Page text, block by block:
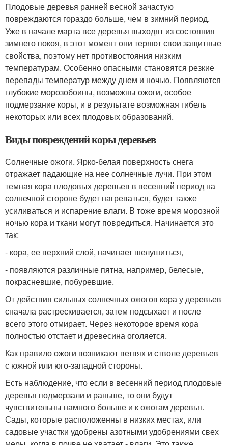
Плодовые деревья ранней весной зачастую
повреждаются гораздо больше, чем в зимний период.
Уже в начале марта все деревья выходят из состояния
зимнего покоя, в этот момент они теряют свои защитные
свойства, поэтому нет противостояния низким
температурам. Особенно опасными становятся резкие
перепады температур между днем и ночью. Появляются
глубокие морозобоины, возможны ожоги, особое
подмерзание коры, и в результате возможная гибель
некоторых или всех плодовых образований.
Виды повреждений коры деревьев
Солнечные ожоги. Ярко-белая поверхность снега
отражает падающие на нее солнечные лучи. При этом
темная кора плодовых деревьев в весенний период на
солнечной стороне будет нагреваться, будет также
усиливаться и испарение влаги. В тоже время морозной
ночью кора и ткани могут повредиться. Начинается это
так:
- кора, ее верхний слой, начинает шелушиться,
- появляются различные пятна, например, белесые,
покрасневшие, побуревшие.
От действия сильных солнечных ожогов кора у деревьев
сначала растрескивается, затем подсыхает и после
всего этого отмирает. Через некоторое время кора
полностью отстает и древесина оголяется.
Как правило ожоги возникают ветвях и стволе деревьев
с южной или юго-западной стороны.
Есть наблюдение, что если в весенний период плодовые
деревья подмерзали и раньше, то они будут
чувствительны намного больше и к ожогам деревья.
Сады, которые расположенны в низких местах, или
садовые участки удобрены азотными удобрениями свех